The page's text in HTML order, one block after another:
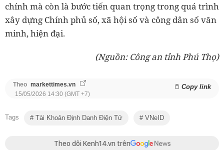
chính mà còn là bước tiến quan trọng trong quá trình
xây dựng Chính phủ số, xã hội số và công dân số văn
minh, hiện đại.
(Nguồn: Công an tỉnh Phú Thọ)
Theo markettimes.vn Copy link
15/05/2026 14:30 (GMT +7)
Tags Tài Khoản Định Danh Điện Tử VNeID
Theo dõi Kenh14.vn trên